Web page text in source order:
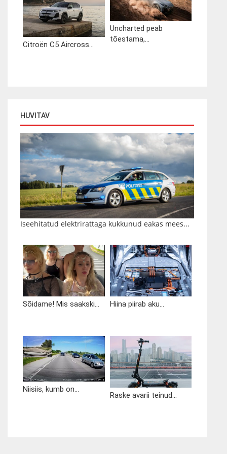
Citroën C5 Aircross...
Uncharted peab
tõestama,...
HUVITAV
Iseehitatud elektrirattaga kukkunud eakas mees...
Sõidame! Mis saakski... Hiina piirab aku...
Niisiis, kumb on...
Raske avarii teinud...